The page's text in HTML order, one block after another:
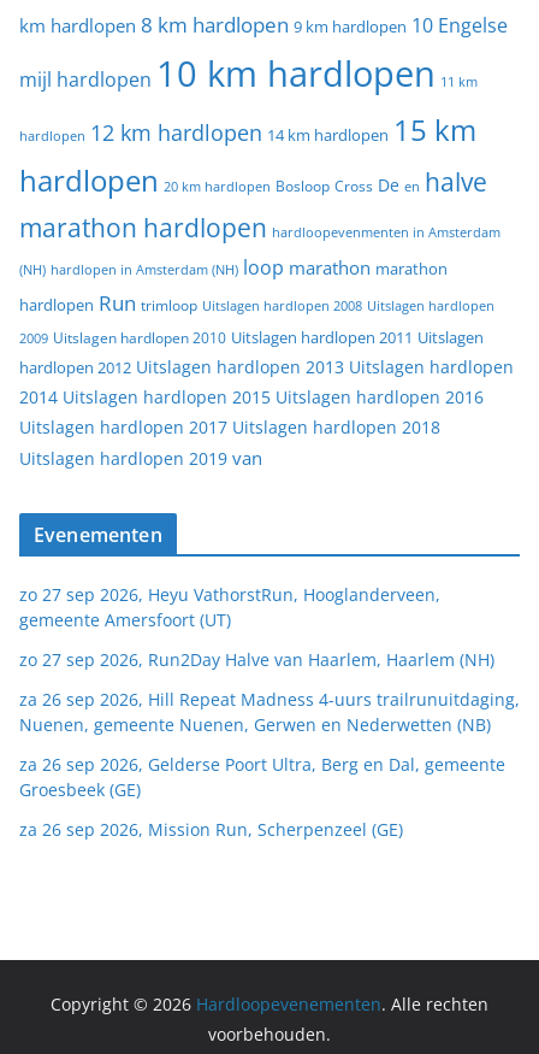
km hardlopen 8 km hardlopen 9 km hardlopen 10 Engelse
mijl hardlopen 10 km hardlopen 11 km
hardlopen 12 km hardlopen 14 km hardlopen 15 km
hardlopen 20 km hardlopen Bosloop Cross De en halve
marathon hardlopen hardloopevenmenten in Amsterdam
(NH) hardlopen in Amsterdam (NH) loop marathon marathon
hardlopen Run trimloop Uitslagen hardlopen 2008 Uitslagen hardlopen
2009 Uitslagen hardlopen 2010 Uitslagen hardlopen 2011 Uitslagen
hardlopen 2012 Uitslagen hardlopen 2013 Uitslagen hardlopen
2014 Uitslagen hardlopen 2015 Uitslagen hardlopen 2016
Uitslagen hardlopen 2017 Uitslagen hardlopen 2018
Uitslagen hardlopen 2019 van
Evenementen
zo 27 sep 2026, Heyu VathorstRun, Hooglanderveen,
gemeente Amersfoort (UT)
zo 27 sep 2026, Run2Day Halve van Haarlem, Haarlem (NH)
za 26 sep 2026, Hill Repeat Madness 4-uurs trailrunuitdaging,
Nuenen, gemeente Nuenen, Gerwen en Nederwetten (NB)
za 26 sep 2026, Gelderse Poort Ultra, Berg en Dal, gemeente
Groesbeek (GE)
za 26 sep 2026, Mission Run, Scherpenzeel (GE)
Copyright © 2026 Hardloopevenementen. Alle rechten
voorbehouden.